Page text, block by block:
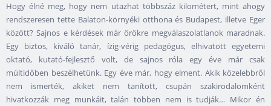
Hogy élné meg, hogy nem utazhat többszáz kilométert, mint ahogy
rendszeresen tette Balaton-környéki otthona és Budapest, illetve Eger
között? Sajnos e kérdések már örökre megválaszolatlanok maradnak.
Egy biztos, kiváló tanár, ízig-vérig pedagógus, elhivatott egyetemi
oktató, kutató-fejlesztő volt, de sajnos róla egy éve már csak
múltidőben beszélhetünk. Egy éve már, hogy elment. Akik közelebbről
nem ismerték, akiket nem tanított, csupán szakirodalomként
hivatkozzák meg munkáit, talán többen nem is tudják… Mikor én